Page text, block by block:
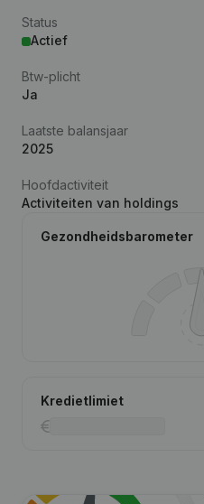
Status
Actief
Btw-plicht
Ja
Laatste balansjaar
2025
Hoofdactiviteit
Activiteiten van holdings
Gezondheidsbarometer
Kredietlimiet